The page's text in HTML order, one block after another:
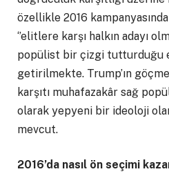
özellikle 2016 kampanyasında
‘’elitlere karşı halkın adayı
popülist bir çizgi tutturduğu
getirilmekte. Trump’ın
karşıtı muhafazakâr sağ
olarak yepyeni bir ideoloji
mevcut.
2016’da nasıl ön seçimi